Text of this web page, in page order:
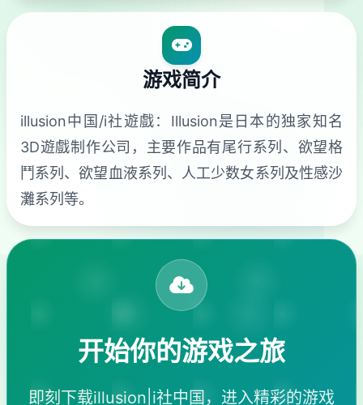
游戏简介
illusion中国/i社遊戲：Illusion是日本的独家知名
3D遊戲制作公司，主要作品有尾行系列、欲望格
鬥系列、欲望血液系列、人工少数女系列及性感沙
灘系列等。
开始你的游戏之旅
即刻下载illusion|i社中国，进入精彩的游戏